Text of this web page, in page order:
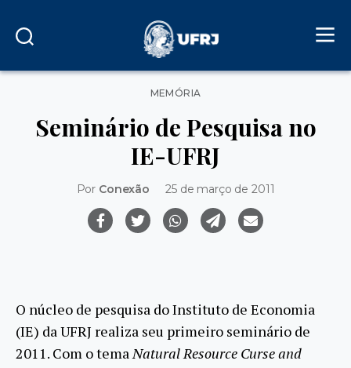
Categorias
MEMÓRIA
Seminário de Pesquisa no
IE-UFRJ
Por Conexão 25 de março de 2011
O núcleo de pesquisa do Instituto de Economia
(IE) da UFRJ realiza seu primeiro seminário de
2011. Com o temaNatural Resource Curse and